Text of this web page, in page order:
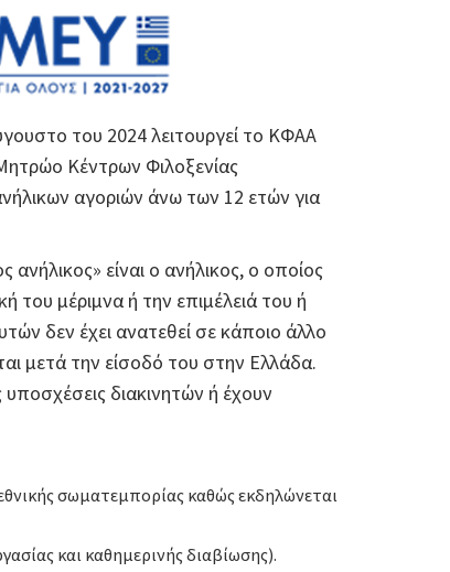
του 2024 λειτουργεί το ΚΦΑΑ
Κέντρων Φιλοξενίας
αγοριών άνω των 12 ετών για
ανήλικος» είναι ο ανήλικος, ο οποίος
μέριμνα ή την επιμέλειά του ή
δεν έχει ανατεθεί σε κάποιο άλλο
μετά την είσοδό του στην Ελλάδα.
διακινητών ή έχουν
σωματεμπορίας καθώς εκδηλώνεται
και καθημερινής διαβίωσης).